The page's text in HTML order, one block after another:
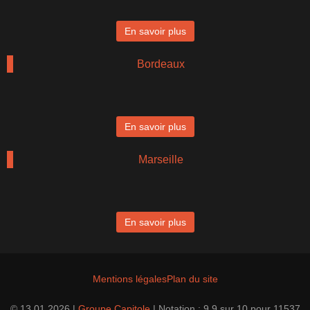
En savoir plus
Bordeaux
En savoir plus
Marseille
En savoir plus
Mentions légalesPlan du site